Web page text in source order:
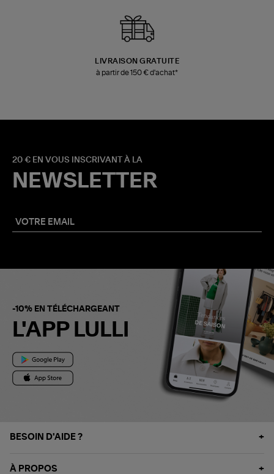
LIVRAISON GRATUITE
à partir de 150 € d'achat*
20 € EN VOUS INSCRIVANT À LA
NEWSLETTER
-10% EN TÉLÉCHARGEANT
L'APP LULLI
BESOIN D'AIDE ?
À PROPOS